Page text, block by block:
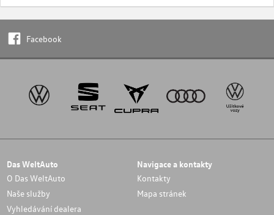
Facebook
Das WeltAuto
O Das WeltAuto
Naše služby
Vyhledávání dealera
Navigace a kontakty
Kontakty
Mapa stránek